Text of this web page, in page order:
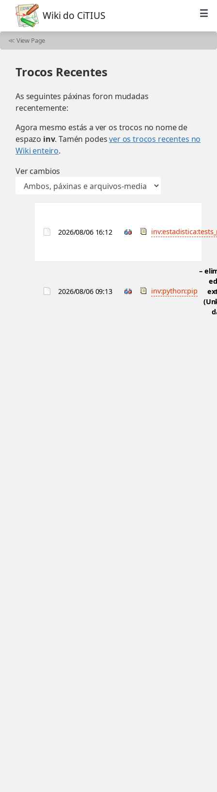
Wiki do CiTIUS
≪ View Page
Trocos Recentes
As seguintes páxinas foron mudadas
recentemente:
Agora mesmo estás a ver os trocos no nome de
espazo inv. Tamén podesver os trocos recentes no
Wiki enteiro.
Ver cambios
2026/08/06 16:12
2026/08/06 09:13 inv:python:pip
–